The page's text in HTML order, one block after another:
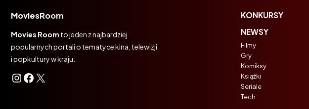
MoviesRoom
Movies Room to jeden z najbardziej
popularnych portali o tematyce kina, telewizji
i popkultury w kraju.
Instagram
Facebook
X
KONKURSY
NEWSY
Filmy
Gry
Komiksy
Książki
Seriale
Tech